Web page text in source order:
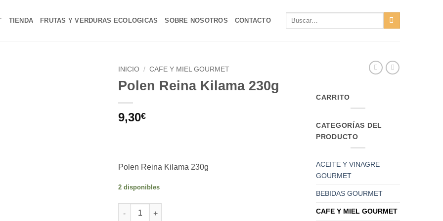
TIENDA FRUTAS Y VERDURAS ECOLOGICAS SOBRE NOSOTROS CONTACTO
Buscar
INICIO / CAFE Y MIEL GOURMET
Polen Reina Kilama 230g
9,30€
Polen Reina Kilama 230g
2 disponibles
Polen Reina Kilama 230g cantidad
Alternative:
CARRITO
CATEGORÍAS DEL
PRODUCTO
ACEITE Y VINAGRE
GOURMET
BEBIDAS GOURMET
CAFE Y MIEL GOURMET